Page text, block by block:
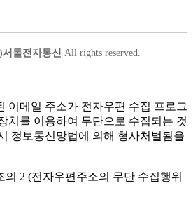
돌전자통신 All rights reserved.
이메일 주소가 전자우편 수집 프로그
치를 이용하여 무단으로 수집되는 것
정보통신망법에 의해 형사처벌됨을
2 (전자우편주소의 무단 수집행위